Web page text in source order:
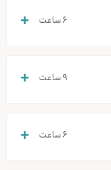
۶ ساعت
۹ ساعت
۶ ساعت